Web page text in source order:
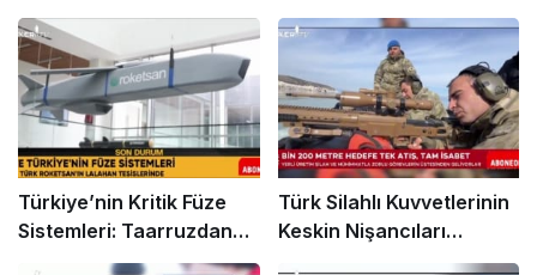
Hem Karada Caydırıcılık
Gücü
HIZ KAZANDI: KAAN VE
KIZILELMA İLE YENİ
DÖNEM
Türkiye’nin Kritik Füze
Sistemleri: Taarruzdan
Hava Savunmasına Milli
Türk Silahlı Kuvvetlerinin
Keskin Nişancıları
Eğirdir’de Özel Eğitimle